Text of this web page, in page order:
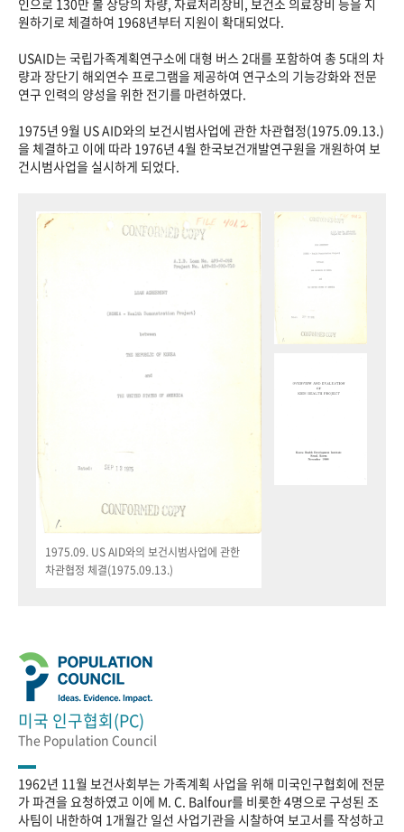
원하기로 체결하여 1968년부터 지원이 확대되었다.
USAID는 국립가족계획연구소에 대형 버스 2대를 포함하여 총 5대의 차
량과 장단기 해외연수 프로그램을 제공하여 연구소의 기능강화와 전문
연구 인력의 양성을 위한 전기를 마련하였다.
1975년 9월 US AID와의 보건시범사업에 관한 차관협정(1975.09.13.)
을 체결하고 이에 따라 1976년 4월 한국보건개발연구원을 개원하여 보
건시범사업을 실시하게 되었다.
1975.09. US AID와의 보건시범사업에 관한
차관협정 체결(1975.09.13.)
미국 인구협회(PC)
The Population Council
1962년 11월 보건사회부는 가족계획 사업을 위해 미국인구협회에 전문
가 파견을 요청하였고 이에 M. C. Balfour를 비롯한 4명으로 구성된 조
사팀이 내한하여 1개월간 일선 사업기관을 시찰하여 보고서를 작성하고